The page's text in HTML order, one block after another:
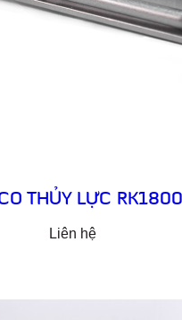
THỦY LỰC RK1800
Liên hệ